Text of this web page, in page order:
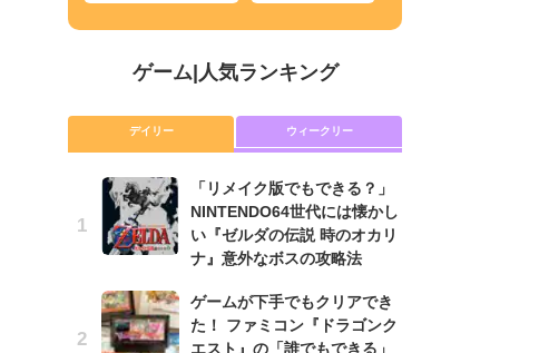
ゲーム| 人気ランキング
デイリー ウィークリー
「リメイク版でもできる？」
NINTENDO64世代には懐かし
い『ゼルダの伝説 時のオカリ
ナ』意外なボスの攻略法
ゲームが下手でもクリアでき
た！ ファミコン『ドラゴンク
エスト』の「誰でもできる」